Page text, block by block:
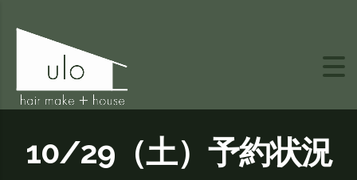
10/29（土）予約状況